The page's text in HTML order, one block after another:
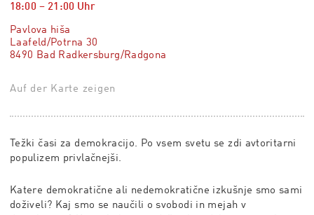
18:00 – 21:00 Uhr
Pavlova hiša
Laafeld/Potrna 30
8490 Bad Radkersburg/Radgona
Auf der Karte zeigen
Težki časi za demokracijo. Po vsem svetu se zdi avtoritarni
populizem privlačnejši.
Katere demokratične ali nedemokratične izkušnje smo sami
doživeli? Kaj smo se naučili o svobodi in mejah v